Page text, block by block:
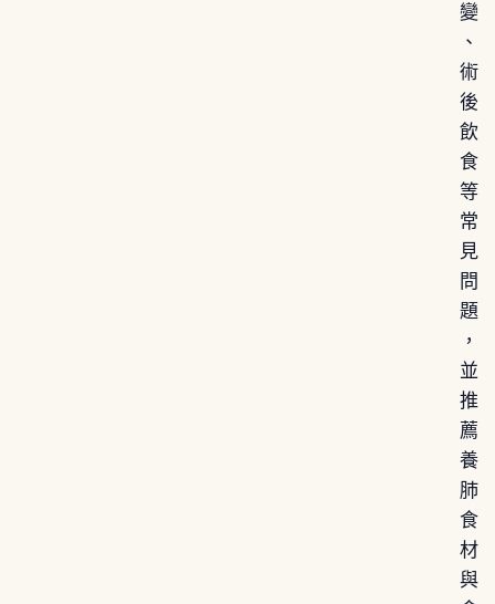
變
、
術
後
飲
食
等
常
見
問
題
，
並
推
薦
養
肺
食
材
與